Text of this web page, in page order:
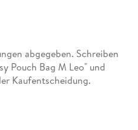
abgegeben. Schreiben
Pouch Bag M Leo" und
Kaufentscheidung.